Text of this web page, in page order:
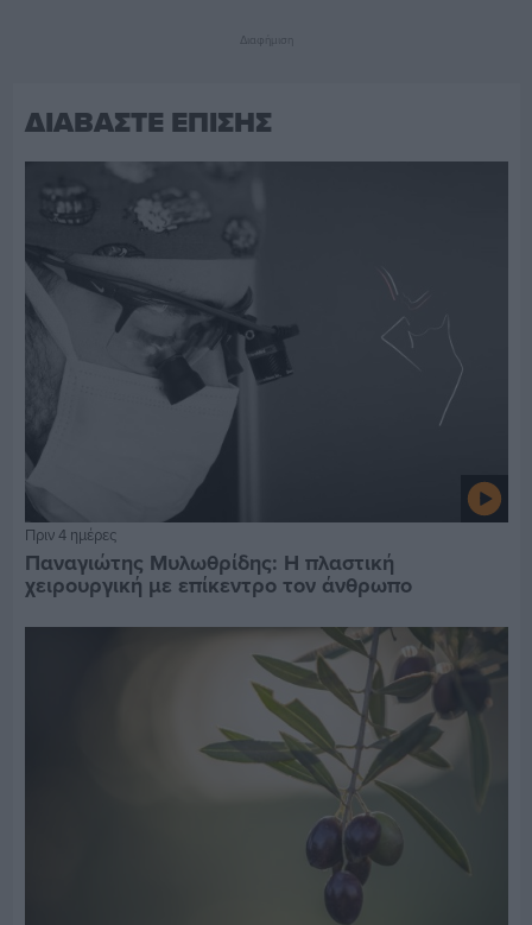
Διαφήμιση
ΔΙΑΒΑΣΤΕ ΕΠΙΣΗΣ
Πριν 4 ημέρες
Παναγιώτης Μυλωθρίδης: Η πλαστική
χειρουργική με επίκεντρο τον άνθρωπο